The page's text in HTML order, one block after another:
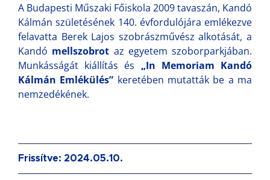
A Budapesti Műszaki Főiskola 2009 tavaszán, Kandó
Kálmán születésének 140. évfordulójára emlékezve
felavatta Berek Lajos szobrászművész alkotását, a
Kandó mellszobrot az egyetem szoborparkjában.
Munkásságát kiállítás és „In Memoriam Kandó
Kálmán Emlékülés” keretében mutatták be a ma
nemzedékének.
Frissítve: 2024.05.10.